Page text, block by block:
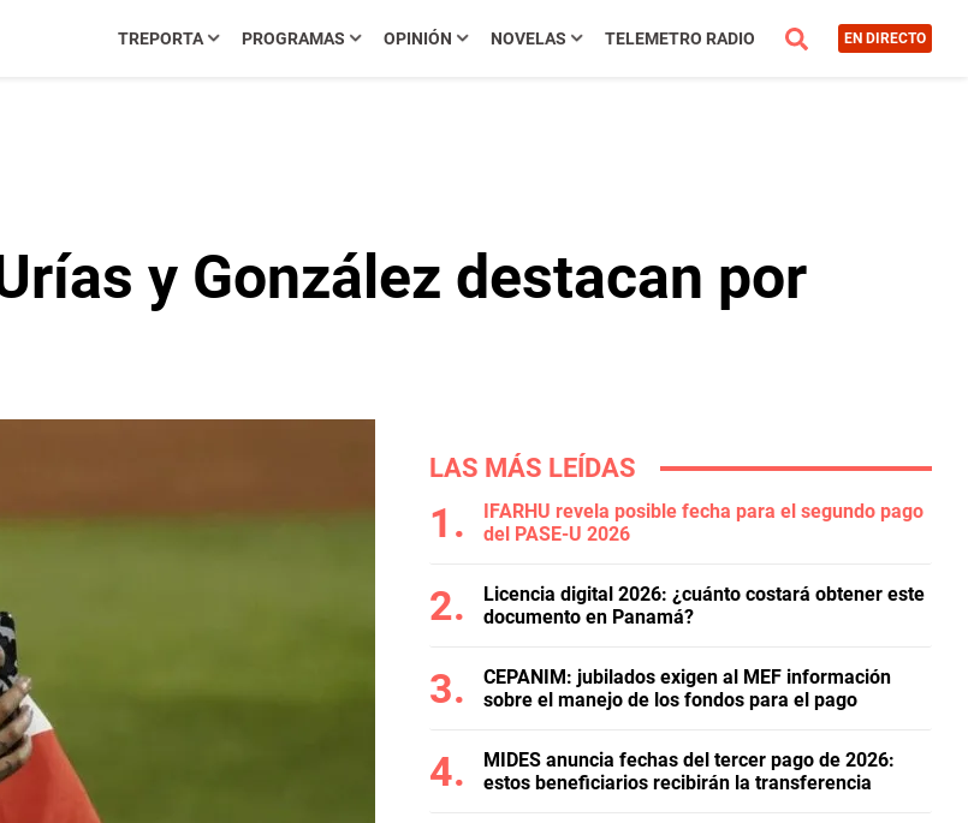
TREPORTA PROGRAMAS OPINIÓN NOVELAS TELEMETRO RADIO EN DIRECTO
y González destacan por
LAS MÁS LEÍDAS
IFARHU revela posible fecha para el segundo pago
del PASE-U 2026
Licencia digital 2026: ¿cuánto costará obtener este
documento en Panamá?
CEPANIM: jubilados exigen al MEF información
sobre el manejo de los fondos para el pago
MIDES anuncia fechas del tercer pago de 2026:
estos beneficiarios recibirán la transferencia